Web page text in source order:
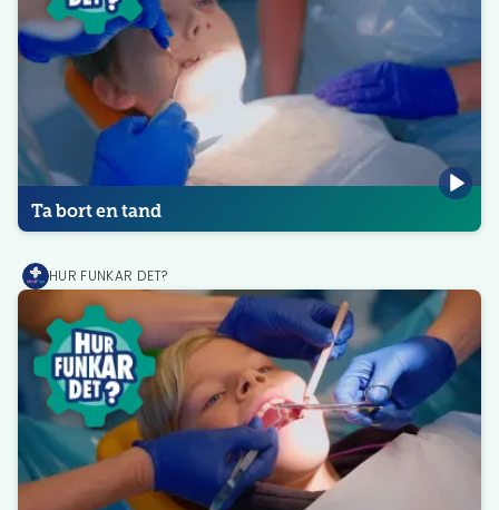
Ta bort en tand
MediPrep
HUR FUNKAR DET?